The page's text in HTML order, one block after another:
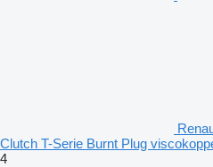
Clutch T-Serie Burnt Plug
4